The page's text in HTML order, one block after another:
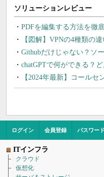
PDFを編集する方法を徹
【図解】VPNの4種類の
Githubだけじゃない？ソ
chatGPTで何ができる？
【2024年最新】コール
ログイン 会員登録 パスワー
ITインフラ
クラウド
仮想化